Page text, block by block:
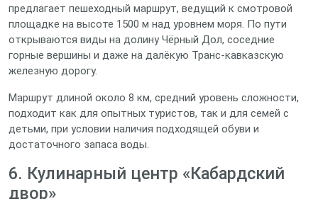
предлагает пешеходный маршрут, ведущий к смотровой
площадке на высоте 1500 м над уровнем моря. По пути
открываются виды на долину Чёрный Дол, соседние
горные вершины и даже на далёкую Транс‑кавказскую
железную дорогу.
Маршрут длиной около 8 км, средний уровень сложности,
подходит как для опытных туристов, так и для семей с
детьми, при условии наличия подходящей обуви и
достаточного запаса воды.
6. Кулинарный центр «Кабардский
двор»